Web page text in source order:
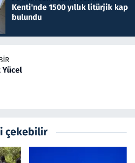
Kenti'nde 1500 yıllık litürjik kap
bulundu
Yücel
çekebilir